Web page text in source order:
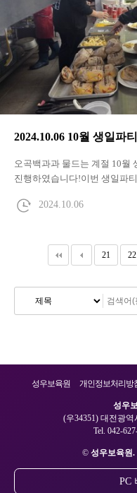
2024.10.06 10월 생일파
오곡백과과 물드는 계절 10월
진행하였습니다!이번 생일파
2024.10.06
21 22
성우보육원 개인정보처리방
성우
(우34351) 대전광
Tel. 042-
© 성우보육원.
PC